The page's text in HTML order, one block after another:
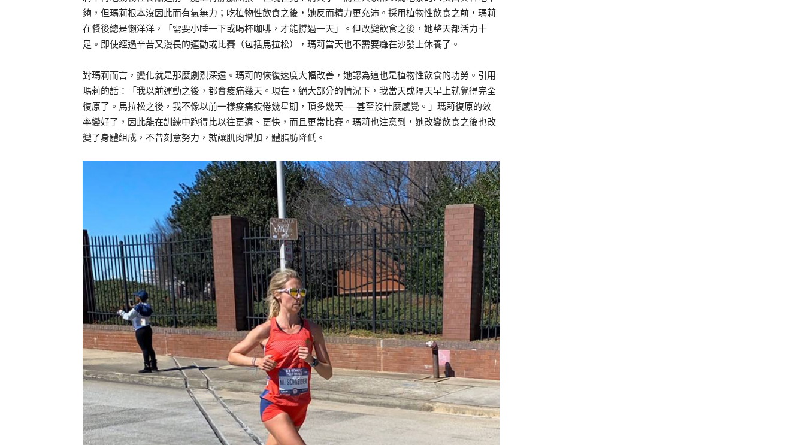
夠，但瑪莉根本沒因此而有氣無力；吃植物性飲食之後，她反而精力更充沛。採用植物性飲食之前，瑪莉
在餐後總是懶洋洋，「需要小睡一下或喝杯咖啡，才能撐過一天」。但改變飲食之後，她整天都活力十
足。即使經過辛苦又漫長的運動或比賽（包括馬拉松），瑪莉當天也不需要癱在沙發上休養了。
對瑪莉而言，變化就是那麼劇烈深遠。瑪莉的恢復速度大幅改善，她認為這也是植物性飲食的功勞。引用
瑪莉的話：「我以前運動之後，都會痠痛幾天。現在，絕大部分的情況下，我當天或隔天早上就覺得完全
復原了。馬拉松之後，我不像以前一樣痠痛疲倦幾星期，頂多幾天──甚至沒什麼感覺。」瑪莉復原的效
率變好了，因此能在訓練中跑得比以往更遠、更快，而且更常比賽。瑪莉也注意到，她改變飲食之後也改
變了身體組成，不曾刻意努力，就讓肌肉增加，體脂肪降低。